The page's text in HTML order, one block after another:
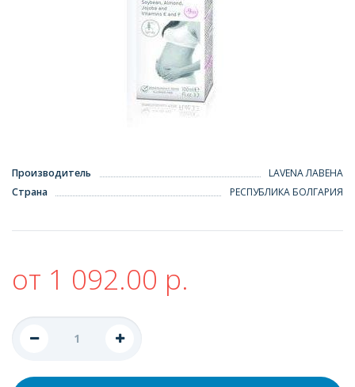
Производитель
LAVENA ЛАВЕНА
Страна
РЕСПУБЛИКА БОЛГАРИЯ
от 1 092.00 р.